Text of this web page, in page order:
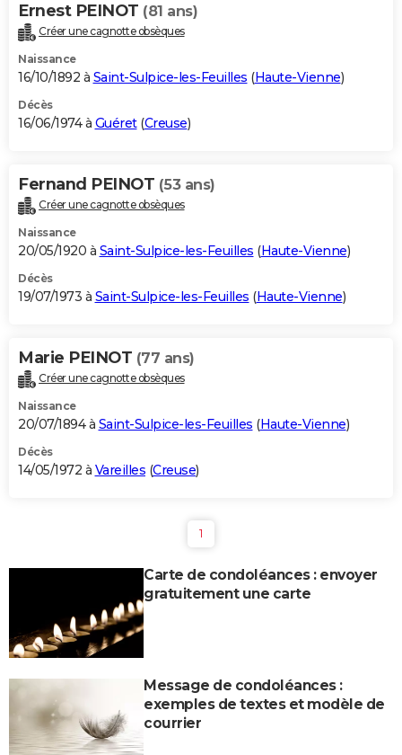
Ernest PEINOT (81 ans)
Créer une cagnotte obsèques
Naissance
16/10/1892 à Saint-Sulpice-les-Feuilles (Haute-Vienne)
Décès
16/06/1974 à Guéret(Creuse)
Fernand PEINOT (53 ans)
Créer une cagnotte obsèques
Naissance
20/05/1920 à Saint-Sulpice-les-Feuilles (Haute-Vienne)
Décès
19/07/1973 à Saint-Sulpice-les-Feuilles (Haute-Vienne)
Marie PEINOT (77 ans)
Créer une cagnotte obsèques
Naissance
20/07/1894 à Saint-Sulpice-les-Feuilles (Haute-Vienne)
Décès
14/05/1972 à Vareilles (Creuse)
1
Carte de condoléances : envoyer
gratuitement une carte
Message de condoléances :
exemples de textes et modèle de
courrier